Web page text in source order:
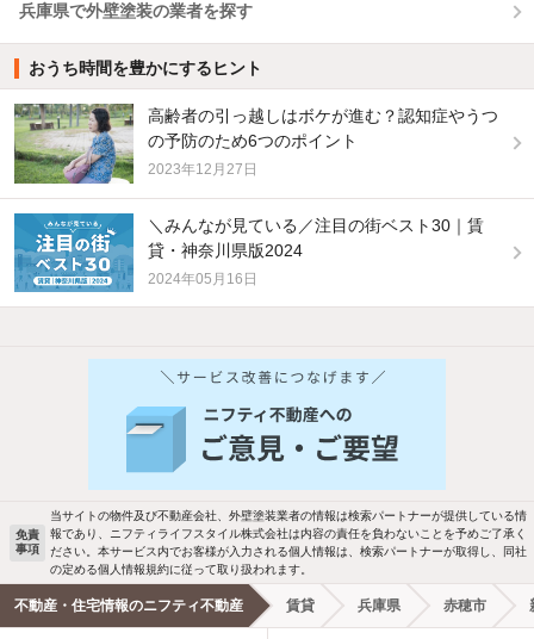
兵庫県で外壁塗装の業者を探す
おうち時間を豊かにするヒント
高齢者の引っ越しはボケが進む？認知症やうつ
の予防のため6つのポイント
2023年12月27日
＼みんなが見ている／注目の街ベスト30｜賃
貸・神奈川県版2024
2024年05月16日
他の人はこんな条件で絞り込んでいます！
バス・トイレ別 2階以上
洗濯機置場あり 独立洗面台
エアコンあり 都市ガス
免責
事項
当サイトの物件及び不動産会社、外壁塗装業者の情報は検索パートナーが提供している情
報であり、ニフティライフスタイル株式会社は内容の責任を負わないことを予めご了承く
ださい。本サービス内でお客様が入力される個人情報は、検索パートナーが取得し、同社
の定める個人情報規約に従って取り扱われます。
不動産・住宅情報のニフティ不動産 賃貸 兵庫県 赤穂市